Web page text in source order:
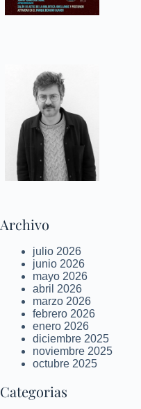
Archivo
julio 2026
junio 2026
mayo 2026
abril 2026
marzo 2026
febrero 2026
enero 2026
diciembre 2025
noviembre 2025
octubre 2025
Categorias